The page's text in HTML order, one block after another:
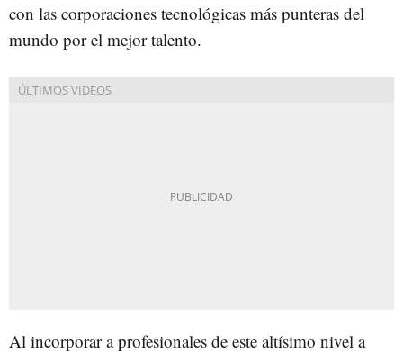
con las corporaciones tecnológicas más punteras del
mundo por el mejor talento.
Al incorporar a profesionales de este altísimo nivel a